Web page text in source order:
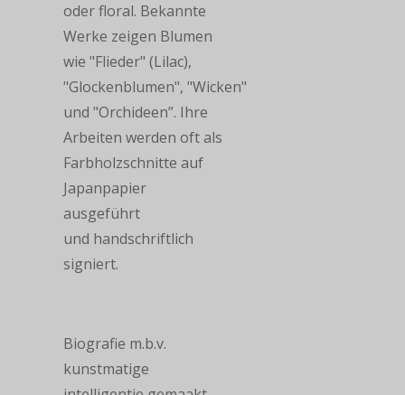
oder floral. Bekannte
Werke zeigen Blumen
wie "Flieder" (Lilac),
"Glockenblumen", "Wicken"
und "Orchideen”. Ihre
Arbeiten werden oft als
Farbholzschnitte auf
Japanpapier
ausgeführt
und handschriftlich
signiert.
Biografie m.b.v.
kunstmatige